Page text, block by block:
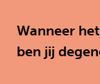
Wanneer
ben jij